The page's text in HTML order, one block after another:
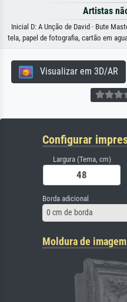
Artistas
Inicial D: A Unção de David · Bute
tela, papel de fotografia, cartão em
Visualizar em 3D/AR
Configurar
Largura (Tema, cm)
Borda adicional
0 cm de borda
Moldura de imagem